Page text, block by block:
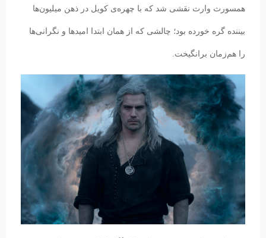
همسورث وارث نقشی شد که با چهره‌ی کویل در ذهن میلیون‌ها
بیننده گره خورده بود؛ چالشی که از همان ابتدا امیدها و نگرانی‌ها
را هم‌زمان برانگیخت.